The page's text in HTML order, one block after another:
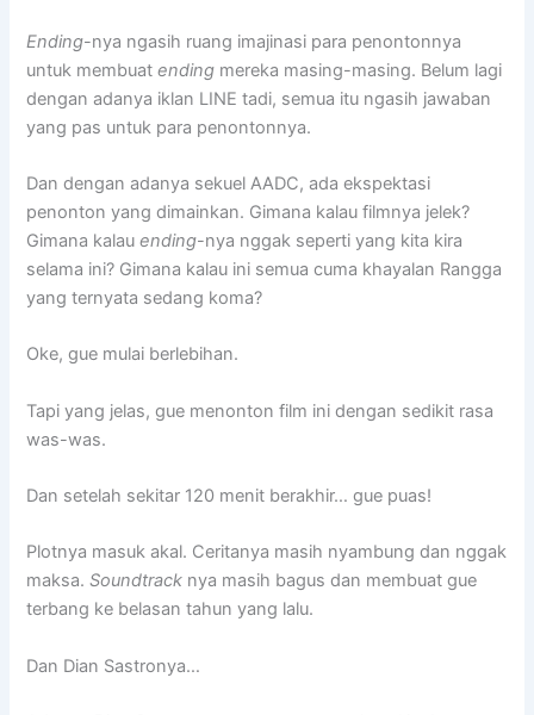
Ending-nya ngasih ruang imajinasi para penontonnya
untuk membuatending mereka masing-masing. Belum lagi
dengan adanya iklan LINE tadi, semua itu ngasih jawaban
yang pas untuk para penontonnya.
Dan dengan adanya sekuel AADC, ada ekspektasi
penonton yang dimainkan. Gimana kalau filmnya jelek?
Gimana kalauending-nya nggak seperti yang kita kira
selama ini? Gimana kalau ini semua cuma khayalan Rangga
yang ternyata sedang koma?
Oke, gue mulai berlebihan.
Tapi yang jelas, gue menonton film ini dengan sedikit rasa
was-was.
Dan setelah sekitar 120 menit berakhir… gue puas!
Plotnya masuk akal. Ceritanya masih nyambung dan nggak
maksa.Soundtrack nya masih bagus dan membuat gue
terbang ke belasan tahun yang lalu.
Dan Dian Sastronya…